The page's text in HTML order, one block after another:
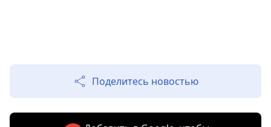
Поделитесь новостью